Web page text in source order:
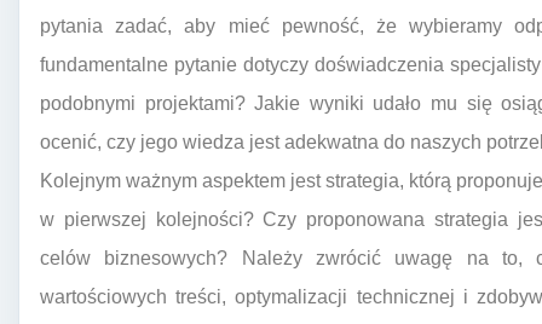
pytania zadać, aby mieć pewność, że wybieramy
fundamentalne pytanie dotyczy doświadczenia
podobnymi projektami? Jakie wyniki udało mu się
ocenić, czy jego wiedza jest adekwatna do naszych
Kolejnym ważnym aspektem jest strategia, którą
w pierwszej kolejności? Czy proponowana strategia
celów biznesowych? Należy zwrócić uwagę na to,
wartościowych treści, optymalizacji technicznej i